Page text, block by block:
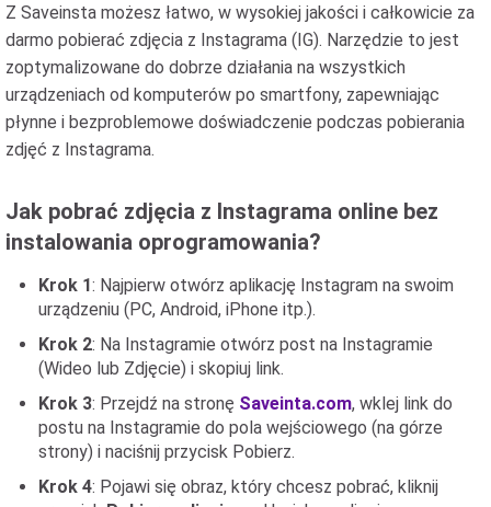
Z Saveinsta możesz łatwo, w wysokiej jakości i całkowicie za
darmo pobierać zdjęcia z Instagrama (IG). Narzędzie to jest
zoptymalizowane do dobrze działania na wszystkich
urządzeniach od komputerów po smartfony, zapewniając
płynne i bezproblemowe doświadczenie podczas pobierania
zdjęć z Instagrama.
Jak pobrać zdjęcia z Instagrama online bez
instalowania oprogramowania?
Krok 1: Najpierw otwórz aplikację Instagram na swoim
urządzeniu (PC, Android, iPhone itp.).
Krok 2: Na Instagramie otwórz post na Instagramie
(Wideo lub Zdjęcie) i skopiuj link.
Krok 3: Przejdź na stronę Saveinta.com, wklej link do
postu na Instagramie do pola wejściowego (na górze
strony) i naciśnij przycisk Pobierz.
Krok 4: Pojawi się obraz, który chcesz pobrać, kliknij